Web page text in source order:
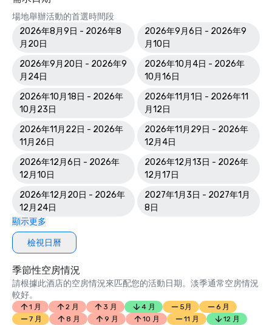
場地舉辦活動的首選時間段
2026年8月9日 - 2026年8
月20日
2026年9月6日 - 2026年9
月10日
2026年9月20日 - 2026年9
月24日
2026年10月4日 - 2026年
10月16日
2026年10月18日 - 2026年
10月23日
2026年11月1日 - 2026年11
月12日
2026年11月22日 - 2026年
11月26日
2026年11月29日 - 2026年
12月4日
2026年12月6日 - 2026年
12月10日
2026年12月13日 - 2026年
12月17日
2026年12月20日 - 2026年
12月24日
2027年1月3日 - 2027年1月
8日
顯示更多
檢視日曆
季節性空房情況
請根據此酒店的空房情況來匹配您的活動日期。淡季通常空房情況
較好。
1 月 2 月 3 月 4 月 5月
6 月
7 月
8 月 9 月 10 月 11 月 12 月